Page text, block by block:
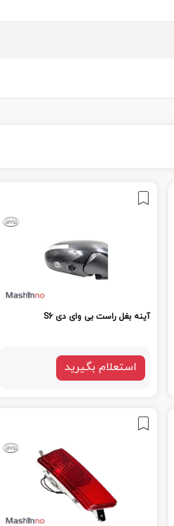
آینه بغل راست بی وای دی S6
استعلام بگیرید